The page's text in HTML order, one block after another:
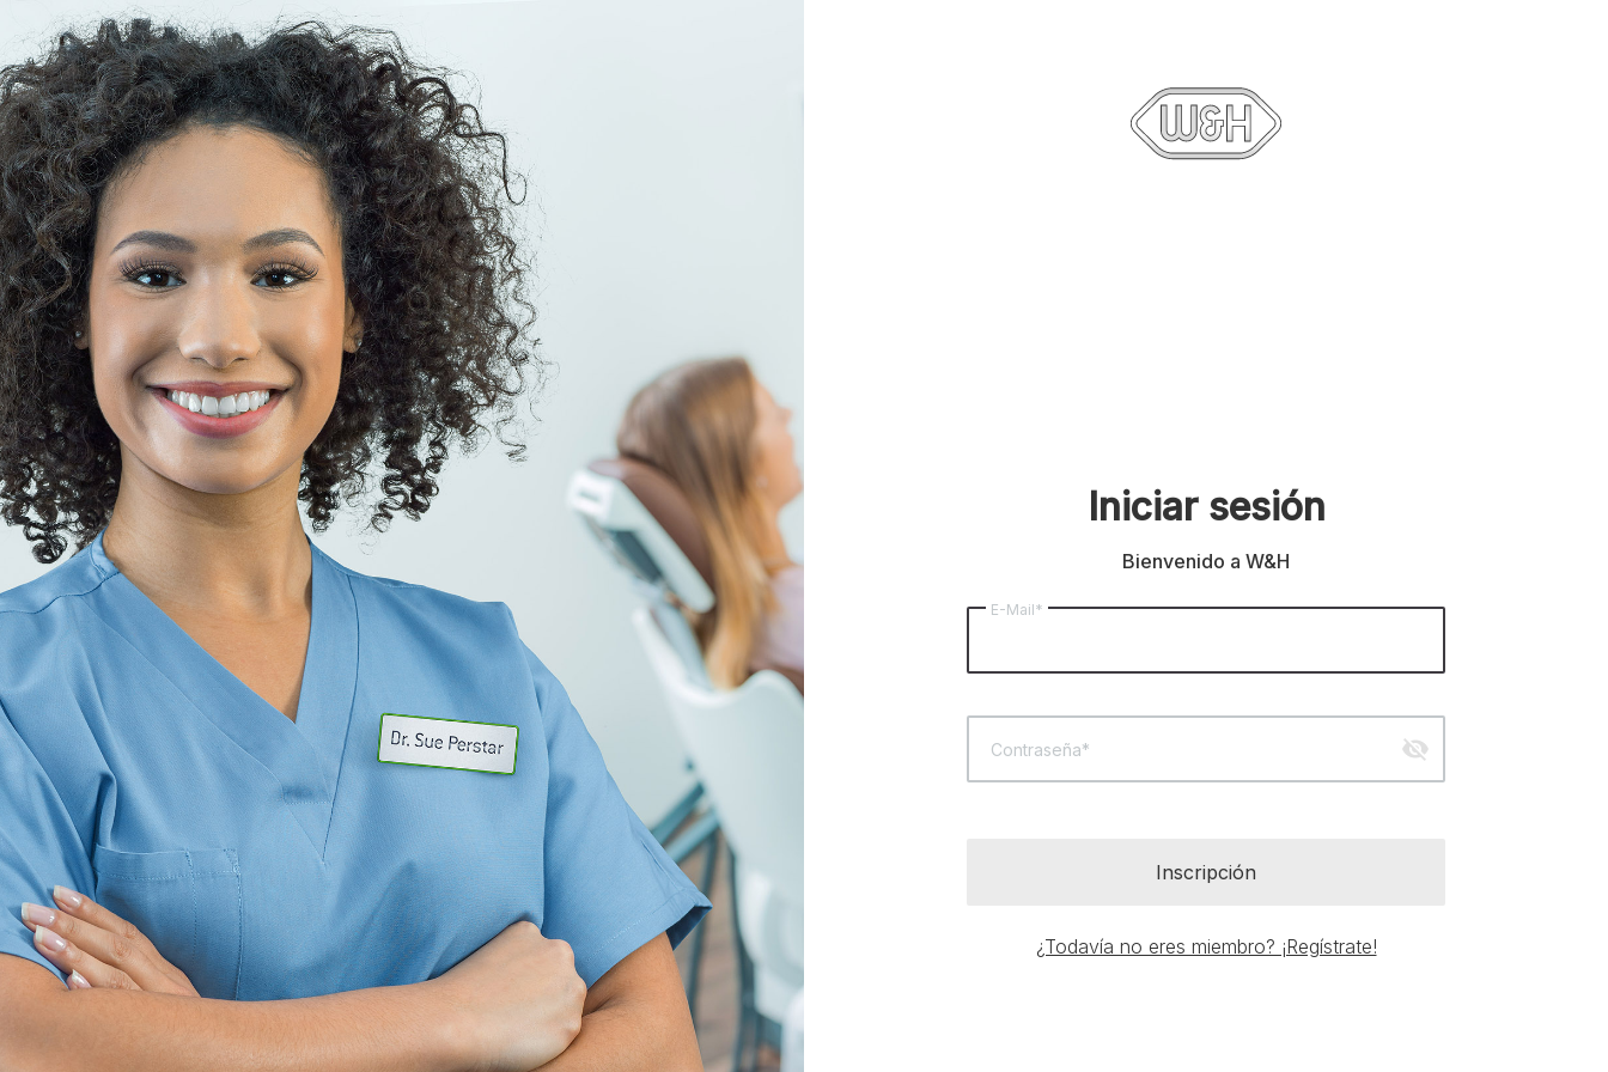
Iniciar sesión
Bienvenido a W&H
E-Mail*
Contraseña* visibility_off
Inscripción
¿Todavía no eres miembro? ¡Regístrate!